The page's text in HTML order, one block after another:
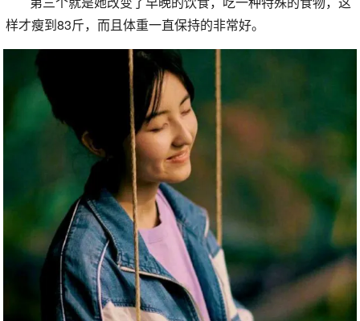
样才瘦到83斤，而且体重一直保持的非常好。